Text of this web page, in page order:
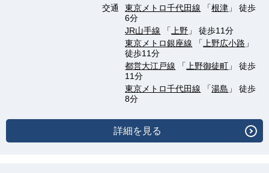
交通
東京メトロ千代田線 「根津 」 徒歩
6分
JR山手線 「 上野 」 徒歩11分
東京メトロ銀座線 「 上野広小路 」
徒歩11分
都営大江戸線 「 上野御徒町 」 徒歩
11分
東京メトロ千代田線 「湯島 」 徒歩
8分
詳細を見る